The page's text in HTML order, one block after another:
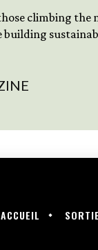
climbing
ACCUEIL